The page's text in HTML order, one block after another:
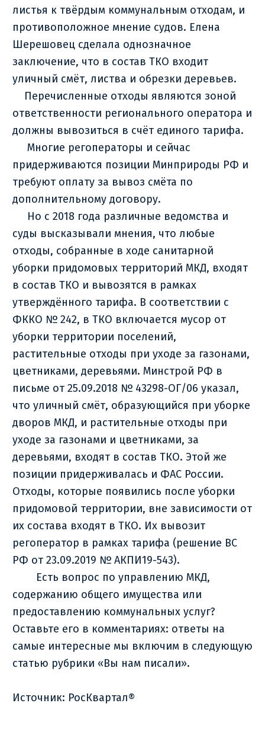
листья к твёрдым коммунальным отходам, и
противоположное мнение судов. Елена
Шерешовец сделала однозначное
заключение, что в состав ТКО входит
уличный смёт, листва и обрезки деревьев.
Перечисленные отходы являются зоной
ответственности регионального оператора и
должны вывозиться в счёт единого тарифа.
Многие регоператоры и сейчас
придерживаются позиции Минприроды РФ и
требуют оплату за вывоз смёта по
дополнительному договору.
Но с 2018 года различные ведомства и
суды высказывали мнения, что любые
отходы, собранные в ходе санитарной
уборки придомовых территорий МКД, входят
в состав ТКО и вывозятся в рамках
утверждённого тарифа. В соответствии с
ФККО № 242, в ТКО включается мусор от
уборки территории поселений,
растительные отходы при уходе за газонами,
цветниками, деревьями. Минстрой РФ в
письме от 25.09.2018 № 43298-ОГ/06 указал,
что уличный смёт, образующийся при уборке
дворов МКД, и растительные отходы при
уходе за газонами и цветниками, за
деревьями, входят в состав ТКО. Этой же
позиции придерживалась и ФАС России.
Отходы, которые появились после уборки
придомовой территории, вне зависимости от
их состава входят в ТКО. Их вывозит
регоператор в рамках тарифа (решение ВС
РФ от 23.09.2019 № АКПИ19-543).
Есть вопрос по управлению МКД,
содержанию общего имущества или
предоставлению коммунальных услуг?
Оставьте его в комментариях: ответы на
самые интересные мы включим в следующую
статью рубрики «Вы нам писали».
Источник: РосКвартал®